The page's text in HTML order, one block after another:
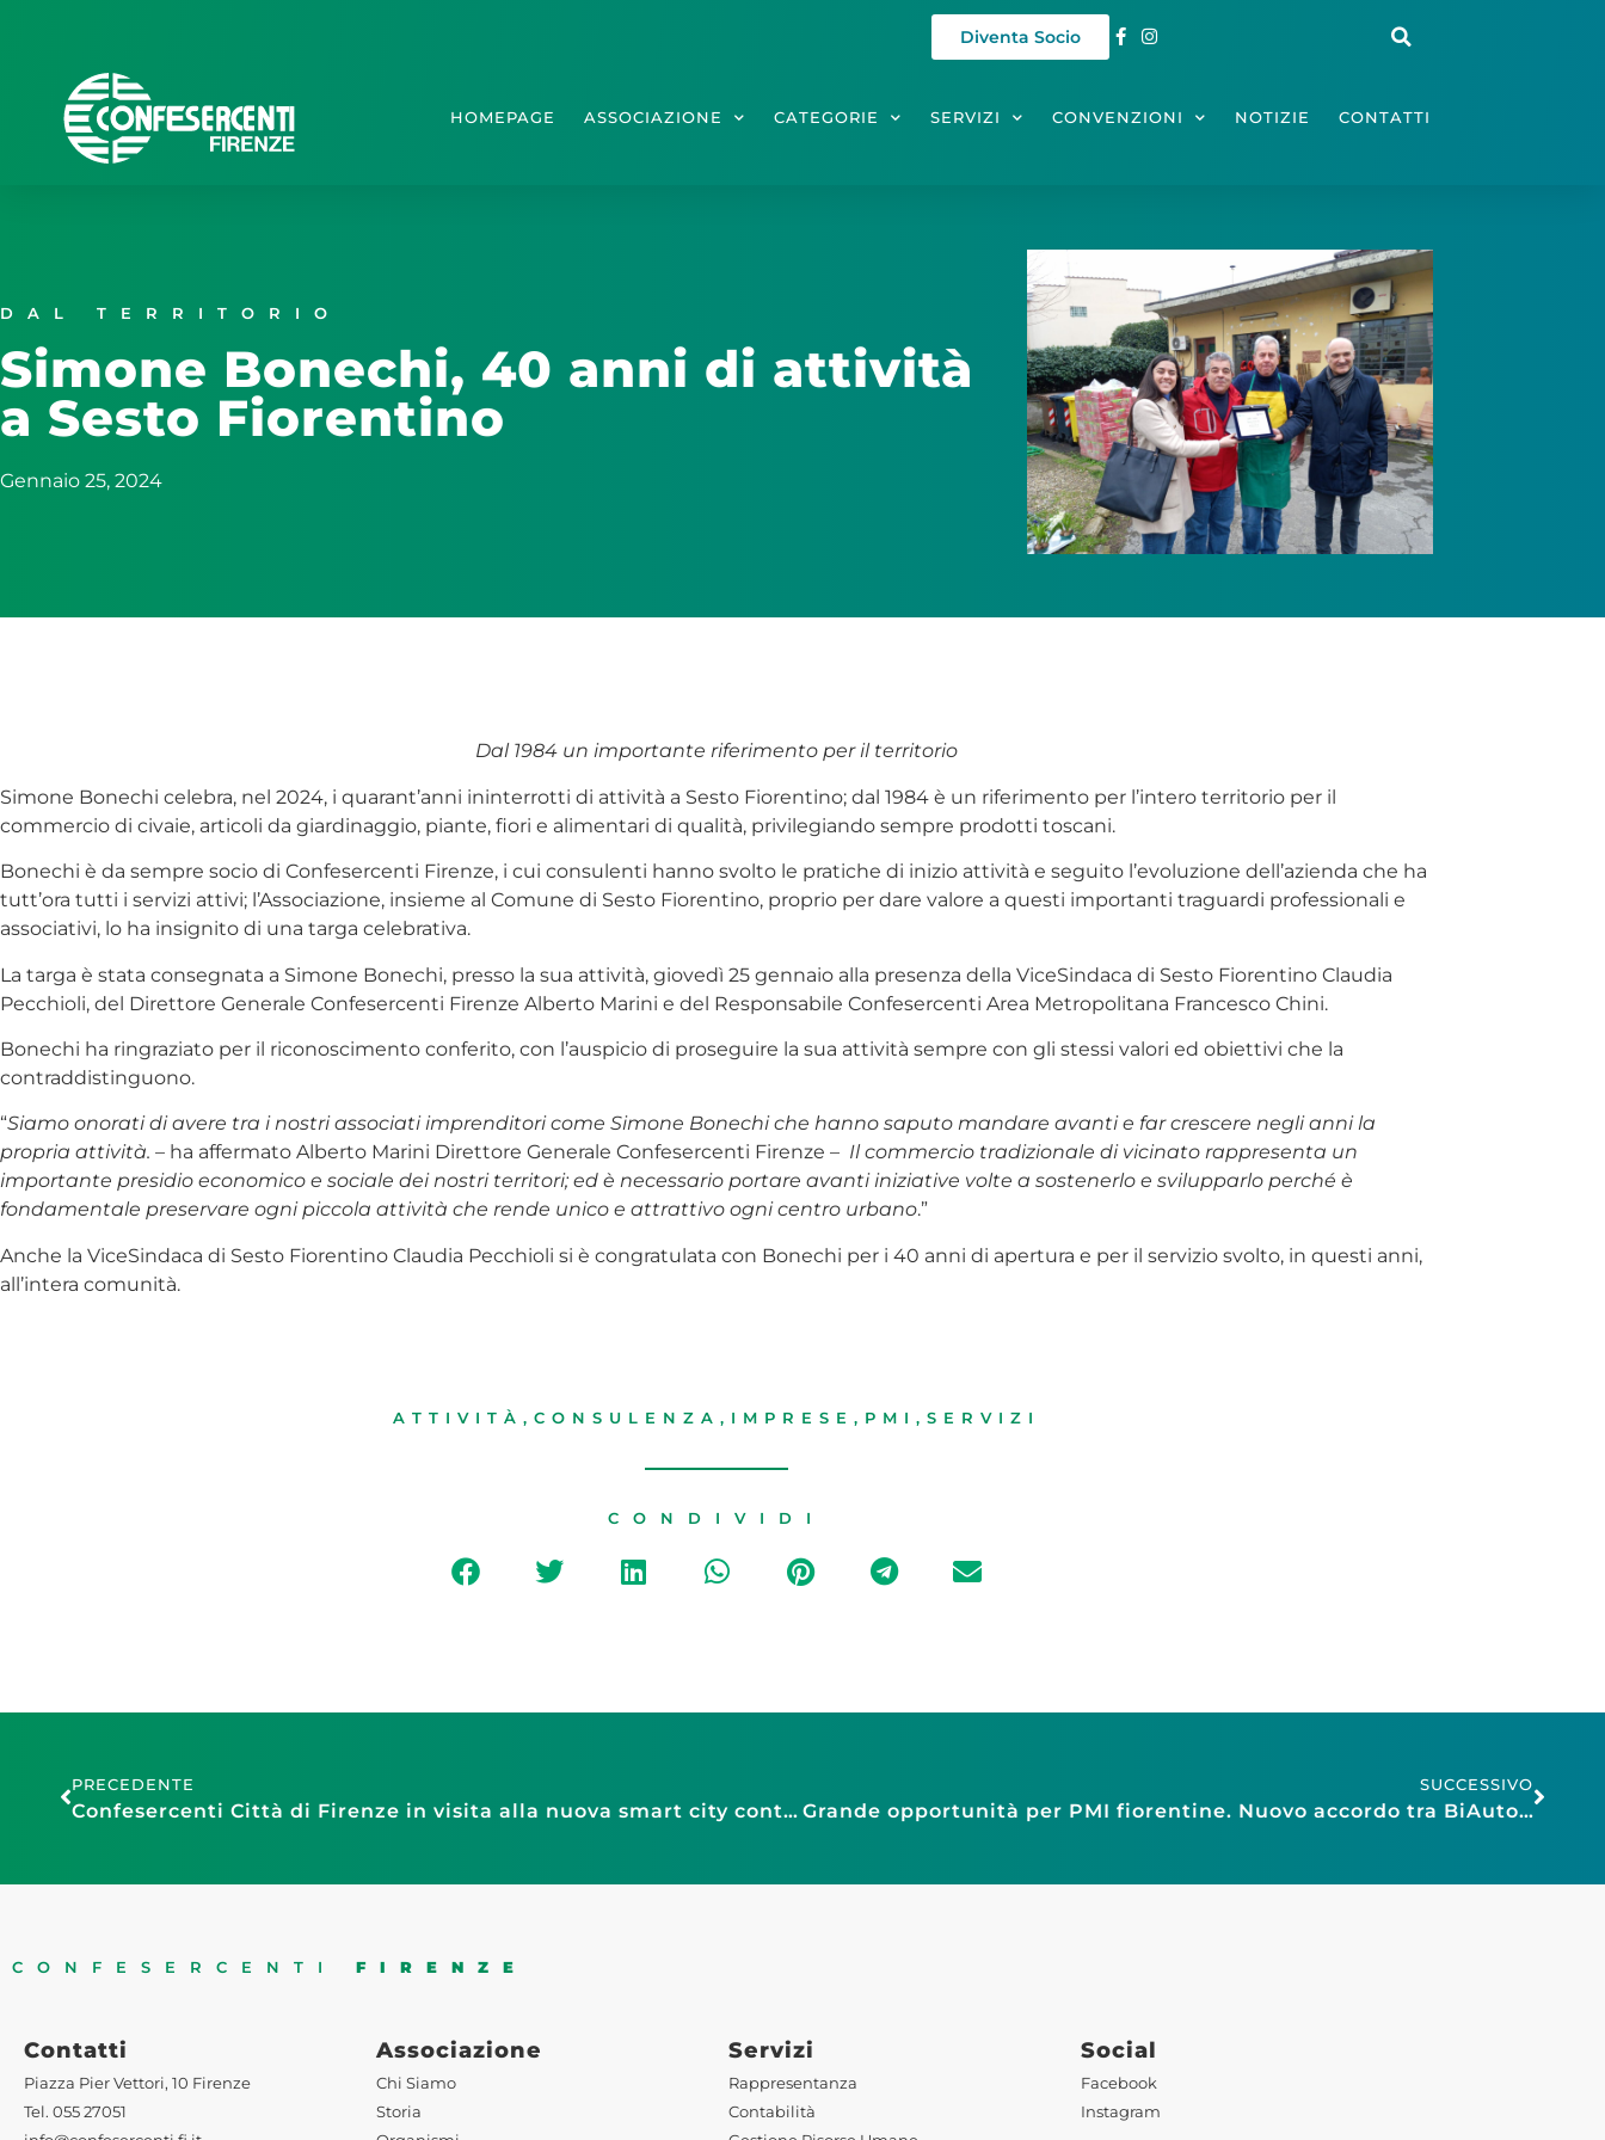
Diventa Socio
HOMEPAGE ASSOCIAZIONE CATEGORIE SERVIZI CONVENZIONI NOTIZIE CONTATTI
DAL TERRITORIO
Simone Bonechi, 40 anni di attività
a Sesto Fiorentino
Gennaio 25, 2024
Dal 1984 un importante riferimento per il territorio
Simone Bonechi celebra, nel 2024, i quarant’anni ininterrotti di attività a Sesto Fiorentino; dal 1984 è un riferimento per l’intero territorio per il
commercio di civaie, articoli da giardinaggio, piante, fiori e alimentari di qualità, privilegiando sempre prodotti toscani.
Bonechi è da sempre socio di Confesercenti Firenze, i cui consulenti hanno svolto le pratiche di inizio attività e seguito l’evoluzione dell’azienda che ha
tutt’ora tutti i servizi attivi; l’Associazione, insieme al Comune di Sesto Fiorentino, proprio per dare valore a questi importanti traguardi professionali e
associativi, lo ha insignito di una targa celebrativa.
La targa è stata consegnata a Simone Bonechi, presso la sua attività, giovedì 25 gennaio alla presenza della ViceSindaca di Sesto Fiorentino Claudia
Pecchioli, del Direttore Generale Confesercenti Firenze Alberto Marini e del Responsabile Confesercenti Area Metropolitana Francesco Chini.
Bonechi ha ringraziato per il riconoscimento conferito, con l’auspicio di proseguire la sua attività sempre con gli stessi valori ed obiettivi che la
contraddistinguono.
“Siamo onorati di avere tra i nostri associati imprenditori come Simone Bonechi che hanno saputo mandare avanti e far crescere negli anni la
propria attività. – ha affermato Alberto Marini Direttore Generale Confesercenti Firenze – Il commercio tradizionale di vicinato rappresenta un
importante presidio economico e sociale dei nostri territori; ed è necessario portare avanti iniziative volte a sostenerlo e svilupparlo perché è
fondamentale preservare ogni piccola attività che rende unico e attrattivo ogni centro urbano.”
Anche la ViceSindaca di Sesto Fiorentino Claudia Pecchioli si è congratulata con Bonechi per i 40 anni di apertura e per il servizio svolto, in questi anni,
all’intera comunità.
ATTIVITÀ , CONSULENZA , IMPRESE , PMI , SERVIZI
CONDIVIDI
PRECEDENTE
Confesercenti Città di Firenze in visita alla nuova smart city control room
SUCCESSIVO
Grande opportunità per PMI fiorentine. Nuovo accordo tra BiAuto e Confesercenti Firenze
CONFESERCENTI FIRENZE
Contatti
Piazza Pier Vettori, 10 Firenze
Tel. 055 27051
Associazione
Chi Siamo
Storia
Servizi
Rappresentanza
Contabilità
Social
Facebook
Instagram